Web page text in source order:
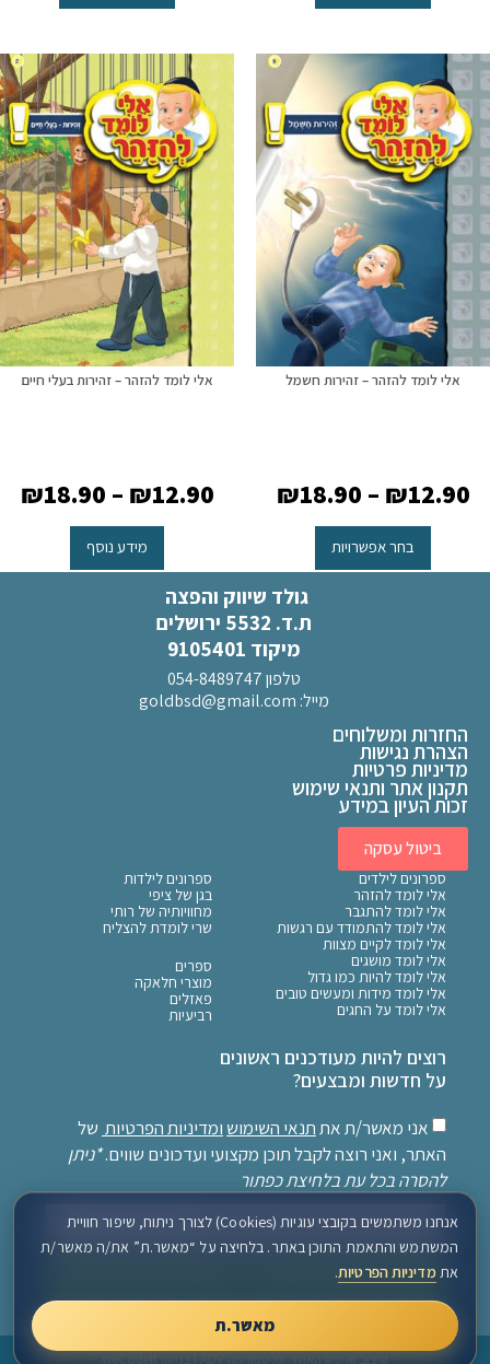
אלי לומד להזהר – זהירות חשמל
₪12.90
–
₪18.90
בחר אפשרויות
אלי לומד להזהר – זהירות בעלי חיים
₪12.90
–
₪18.90
מידע נוסף
גולד שיווק והפצה
ת.ד. 5532 ירושלים
מיקוד 9105401
טלפון 054-8489747
מייל: goldbsd@gmail.com
החזרות ומשלוחים
הצהרת נגישות
מדיניות פרטיות
תקנון אתר ותנאי שימוש
זכות העיון במידע
ביטול עסקה
ספרונים לילדים
אלי לומד להזהר
אלי לומד להתגבר
אלי לומד להתמודד עם רגשות
אלי לומד לקיים מצוות
אלי לומד מושגים
אלי לומד להיות כמו גדול
אלי לומד מידות ומעשים טובים
אלי לומד על החגים
ספרונים לילדות
בגן של ציפי
מחוויותיה של רותי
שרי לומדת להצליח
ספרים
מוצרי חלאקה
פאזלים
רביעיות
רוצים להיות מעודכנים ראשונים
על חדשות ומבצעים?
אני מאשר/ת את תנאי השימוש ומדיניות הפרטיות של
האתר, ואני רוצה לקבל תוכן מקצועי ועדכונים שווים.*ניתן
להסרה בכל עת בלחיצת כפתור
עיצוב ואיפיון האתר: פלטפורמה ADV | בנייה:weCodeIt
אנחנו משתמשים בקובצי עוגיות (Cookies) לצורך ניתוח, שיפור חוויית
המשתמש והתאמת התוכן באתר. בלחיצה על “מאשר.ת” את/ה מאשר/ת
את מדיניות הפרטיות.
מאשר.ת